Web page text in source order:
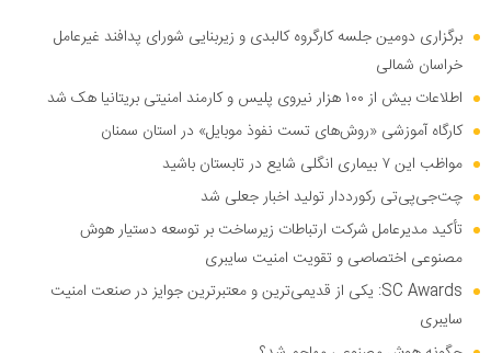
برگزاری دومین جلسه کارگروه کالبدی و زیربنایی شورای پدافند غیرعامل
خراسان شمالی
اطلاعات بیش از ۱۰۰ هزار نیروی پلیس و کارمند امنیتی بریتانیا هک شد
کارگاه آموزشی «روش‌های تست نفوذ موبایل» در استان سمنان
مواظب این ۷ بیماری انگلی شایع در تابستان باشید
چت‌جی‌پی‌تی رکورددار تولید اخبار جعلی شد
تأکید مدیرعامل شرکت ارتباطات زیرساخت بر توسعه دستیار هوش
مصنوعی اختصاصی و تقویت امنیت سایبری
SC Awards: یکی از قدیمی‌ترین و معتبرترین جوایز در صنعت امنیت
سایبری